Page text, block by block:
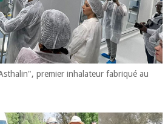
premier inhalateur fabriqué au